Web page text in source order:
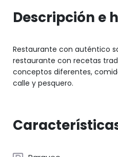
Descripción e
Restaurante con auténtico
restaurante con recetas
conceptos diferentes,
calle y pesquero.